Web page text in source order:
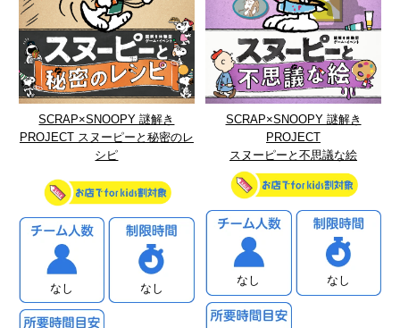
SCRAP×SNOOPY 謎解き
PROJECT スヌーピーと秘密のレ
シピ
なし なし
SCRAP×SNOOPY 謎解き
PROJECT
スヌーピーと不思議な絵
なし なし